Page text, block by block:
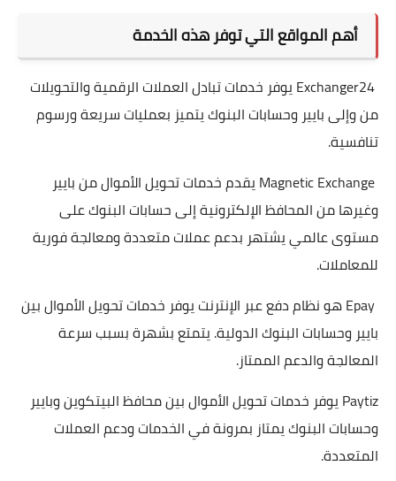
أهم المواقع التي توفر هذه الخدمة
Exchanger24 يوفر خدمات تبادل العملات الرقمية والتحويلات
من وإلى بايير وحسابات البنوك يتميز بعمليات سريعة ورسوم
تنافسية.
Magnetic Exchange يقدم خدمات تحويل الأموال من بايير
وغيرها من المحافظ الإلكترونية إلى حسابات البنوك على
مستوى عالمي يشتهر بدعم عملات متعددة ومعالجة فورية
للمعاملات.
Epay هو نظام دفع عبر الإنترنت يوفر خدمات تحويل الأموال بين
بايير وحسابات البنوك الدولية. يتمتع بشهرة بسبب سرعة
المعالجة والدعم الممتاز.
Paytiz يوفر خدمات تحويل الأموال بين محافظ البيتكوين وبايير
وحسابات البنوك يمتاز بمرونة في الخدمات ودعم العملات
المتعددة.